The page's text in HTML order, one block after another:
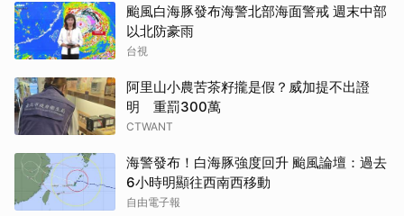
颱風白海豚發布海警北部海面警戒 週末中部
以北防豪雨
台視
阿里山小農苦茶籽攏是假？威加提不出證
明 重罰300萬
CTWANT
海警發布！白海豚強度回升 颱風論壇：過去
6小時明顯往西南西移動
自由電子報